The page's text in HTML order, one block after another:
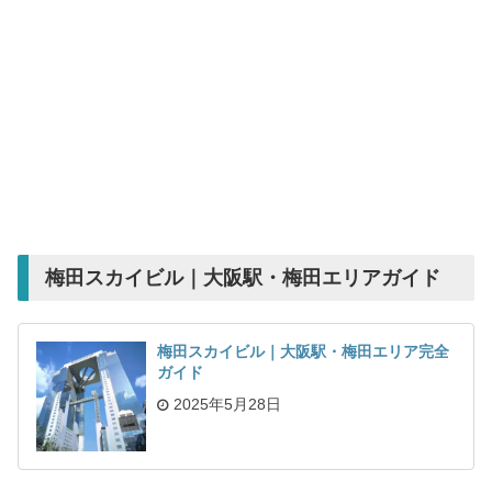
梅田スカイビル｜大阪駅・梅田エリアガイド
梅田スカイビル｜大阪駅・梅田エリア完全
ガイド
2025年5月28日